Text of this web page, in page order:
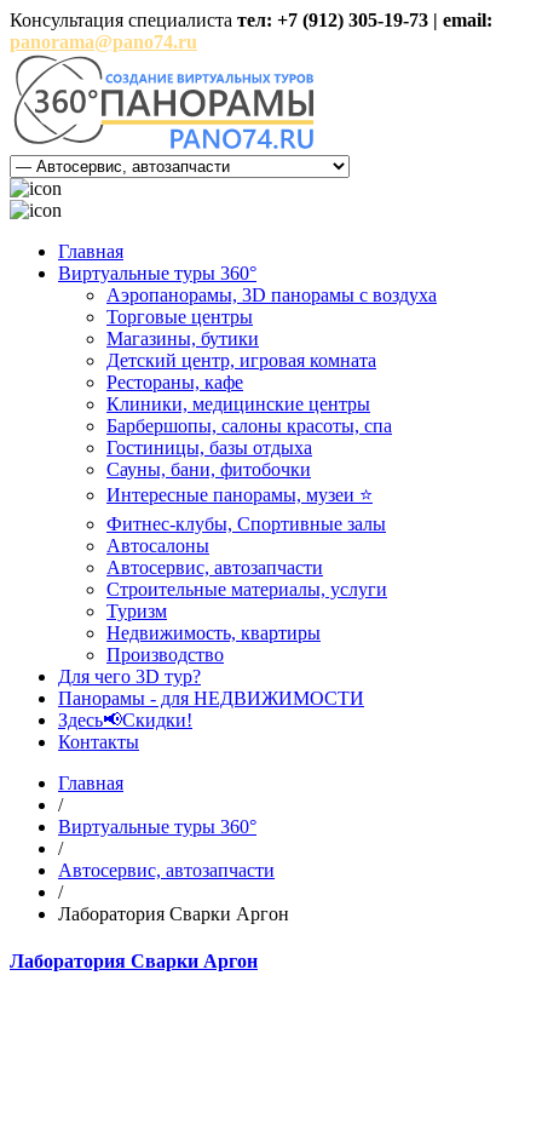
Консультация специалиста тел: +7 (912) 305-19-73 | email:
panorama@pano74.ru
Главная
Виртуальные туры 360°
Аэропанорамы, 3D панорамы с воздуха
Торговые центры
Магазины, бутики
Детский центр, игровая комната
Рестораны, кафе
Клиники, медицинские центры
Барбершопы, салоны красоты, спа
Гостиницы, базы отдыха
Сауны, бани, фитобочки
Интересные панорамы, музеи ⭐
Фитнес-клубы, Спортивные залы
Автосалоны
Автосервис, автозапчасти
Строительные материалы, услуги
Туризм
Недвижимость, квартиры
Производство
Для чего 3D тур?
Панорамы - для НЕДВИЖИМОСТИ
Здесь📢Скидки!
Контакты
Главная
/
Виртуальные туры 360°
/
Автосервис, автозапчасти
/
Лаборатория Сварки Аргон
Лаборатория Сварки Аргон